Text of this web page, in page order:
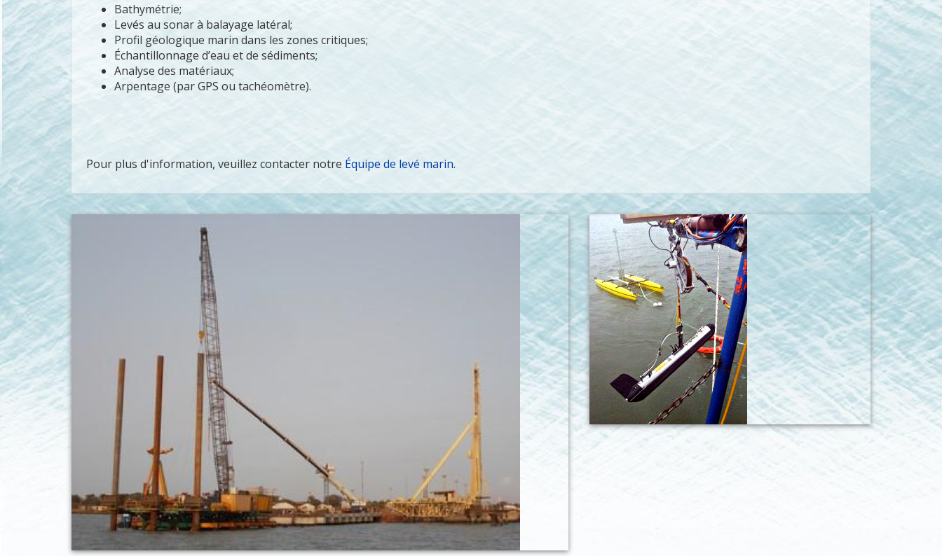
Bathymétrie;
Levés au sonar à balayage latéral;
Profil géologique marin dans les zones critiques;
Échantillonnage d’eau et de sédiments;
Analyse des matériaux;
Arpentage (par GPS ou tachéomètre).
Pour plus d'information, veuillez contacter notre Équipe de levé marin.